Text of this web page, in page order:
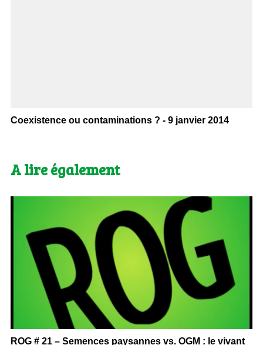
Coexistence ou contaminations ? - 9 janvier 2014
A lire également
ROG # 21 – Semences paysannes vs. OGM : le vivant